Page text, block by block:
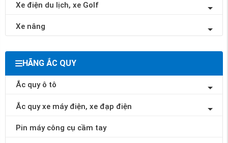
Xe điện du lịch, xe Golf
Xe nâng
HÃNG ẮC QUY
Ắc quy ô tô
Ắc quy xe máy điện, xe đạp điện
Pin máy công cụ cầm tay